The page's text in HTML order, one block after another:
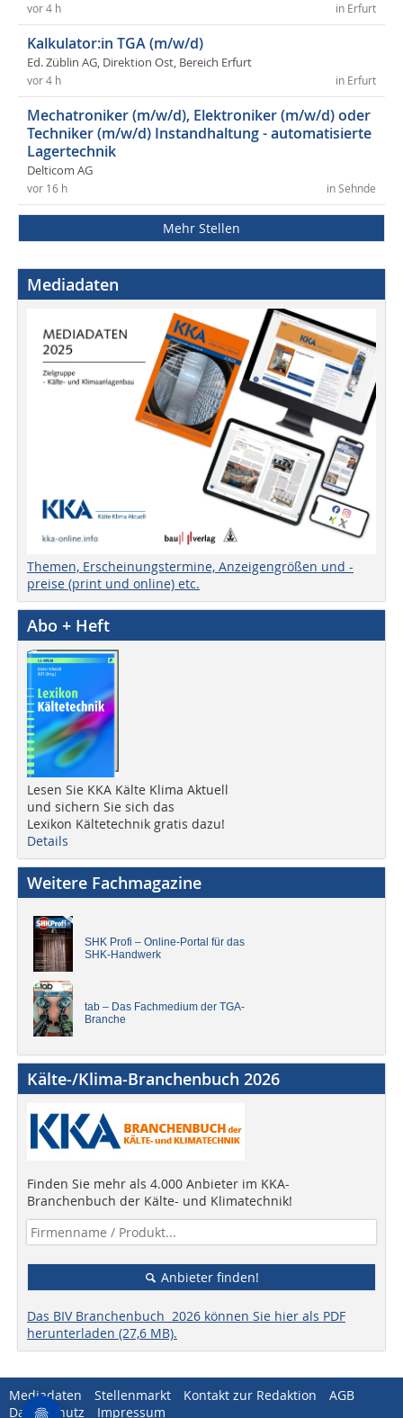
in Erfurt
vor 4 h
Kalkulator:in TGA (m/w/d)
Ed. Züblin AG, Direktion Ost, Bereich Erfurt
in Erfurt
vor 4 h
Mechatroniker (m/w/d), Elektroniker (m/w/d) oder
Techniker (m/w/d) Instandhaltung - automatisierte
Lagertechnik
Delticom AG
in Sehnde
vor 16 h
Mehr Stellen
Mediadaten
Themen, Erscheinungstermine, Anzeigengrößen und -
preise (print und online) etc.
Abo + Heft
Lesen Sie KKA Kälte Klima Aktuell
und sichern Sie sich das
Lexikon Kältetechnik gratis dazu!
Details
Weitere Fachmagazine
SHK Profi – Online-Portal für das
SHK-Handwerk
tab – Das Fachmedium der TGA-
Branche
Kälte-/Klima-Branchenbuch 2026
Finden Sie mehr als 4.000 Anbieter im KKA-
Branchenbuch der Kälte- und Klimatechnik!
Anbieter finden!
Das BIV Branchenbuch 2026 können Sie hier als PDF
herunterladen (27,6 MB).
Mediadaten Stellenmarkt Kontakt zur Redaktion
AGB
Datenschutz
Impressum